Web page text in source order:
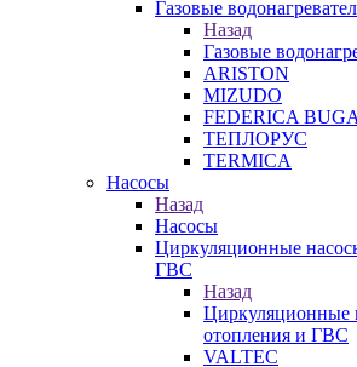
Газовые
Назад
Газовые
ARISTON
MIZUDO
FEDERICA
ТЕПЛОРУС
TERMICA
Насосы
Назад
Насосы
Циркуляционные
ГВС
Назад
Циркуляционные
отопления и ГВС
VALTEC